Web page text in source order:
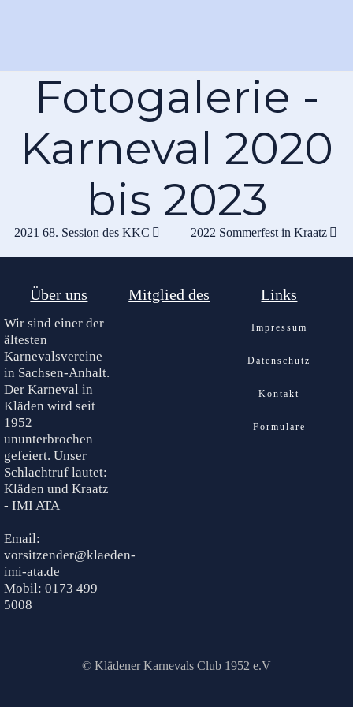
Fotogalerie -
Karneval 2020
bis 2023
2021 68. Session des KKC 2022 Sommerfest in Kraatz
Über uns
Wir sind einer der
ältesten
Karnevalsvereine
in Sachsen-Anhalt.
Der Karneval in
Kläden wird seit
1952
ununterbrochen
gefeiert. Unser
Schlachtruf lautet:
Kläden und Kraatz
- IMI ATA
Email:
vorsitzender@klaeden-
imi-ata.de
Mobil: 0173 499
5008
Mitglied des Links
Impressum
Datenschutz
Kontakt
Formulare
© Klädener Karnevals Club 1952 e.V